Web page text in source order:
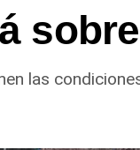
las